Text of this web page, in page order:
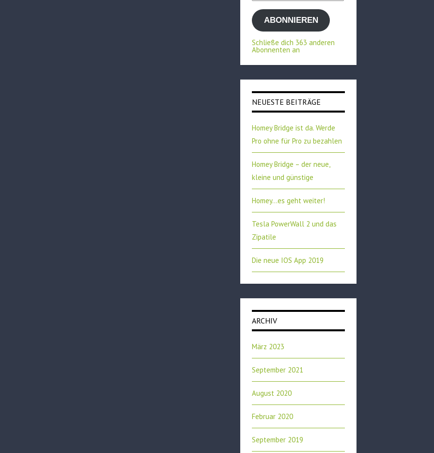
Mail-
AdresseABONNIEREN
Schließe dich 363 anderen
Abonnenten an
NEUESTE BEITRÄGE
Homey Bridge ist da. Werde
Pro ohne für Pro zu bezahlen
Homey Bridge – der neue,
kleine und günstige
Homey…es geht weiter!
Tesla PowerWall 2 und das
Zipatile
Die neue IOS App 2019
ARCHIV
März 2023
September 2021
August 2020
Februar 2020
September 2019